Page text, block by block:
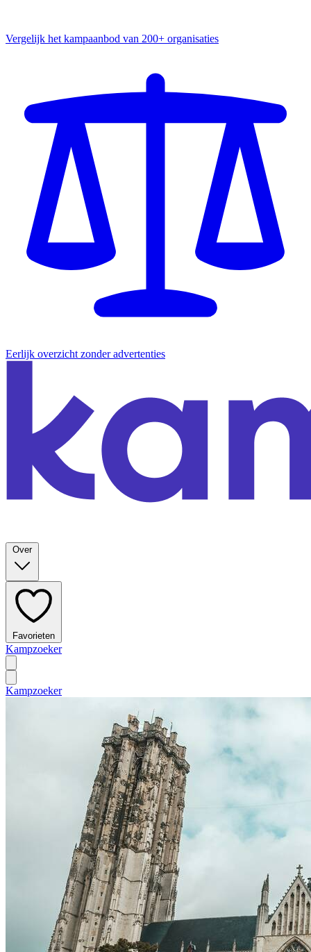
Vergelijk het kampaanbod van 200+ organisaties
Eerlijk overzicht zonder advertenties
Over
Favorieten
Kampzoeker
Kampzoeker